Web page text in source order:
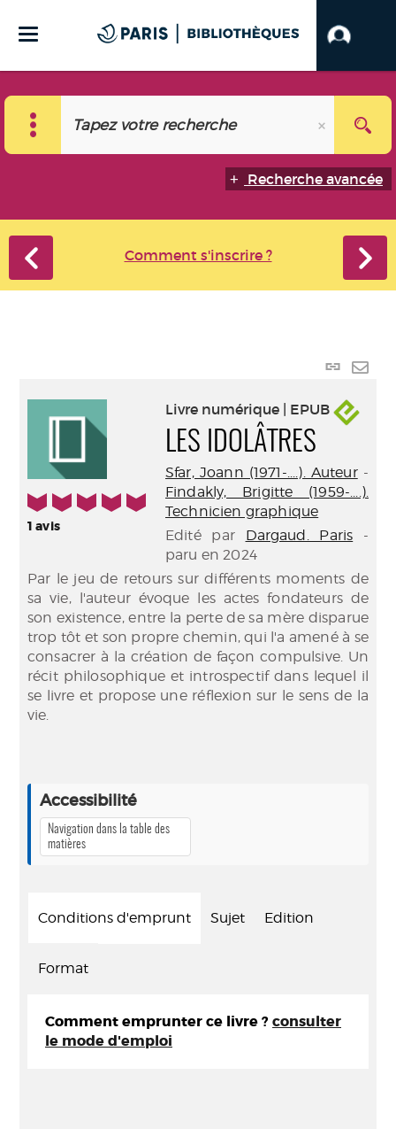
Recherche avancée
Comment s'inscrire ?
Lien
5/5
1avis
Livre numérique | EPUB
LES IDOLÂTRES
Sfar, Joann (1971-....). Auteur-
Findakly, Brigitte (1959-....).
Technicien graphique
Edité par Dargaud. Paris -
paru en 2024
Par le jeu de retours sur différents moments de
sa vie, l'auteur évoque les actes fondateurs de
son existence, entre la perte de sa mère disparue
trop tôt et son propre chemin, qui l'a amené à se
consacrer à la création de façon compulsive. Un
récit philosophique et introspectif dans lequel il
se livre et propose une réflexion sur le sens de la
vie.
Accessibilité
Navigation dans la table des
matières
Conditions d'emprunt Sujet Edition
Format
Comment emprunter ce livre ? consulter
le mode d'emploi